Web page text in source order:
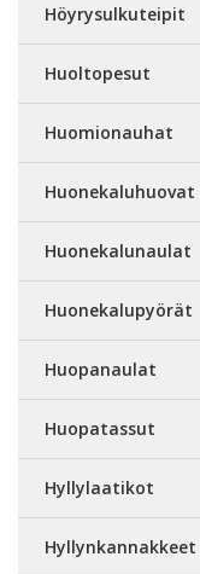
Höyrysulkuteipit
Huoltopesut
Huomionauhat
Huonekaluhuovat
Huonekalunaulat
Huonekalupyörät
Huopanaulat
Huopatassut
Hyllylaatikot
Hyllynkannakkeet